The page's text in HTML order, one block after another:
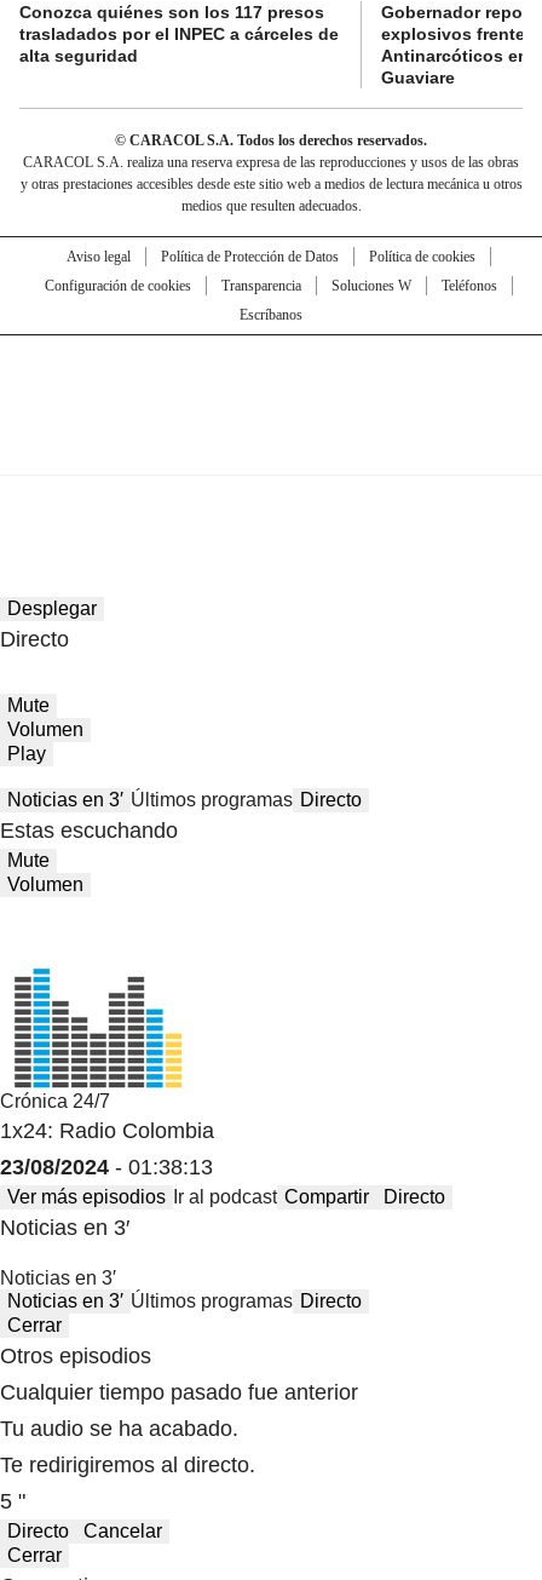
Conozca quiénes son los 117 presos
trasladados por el INPEC a cárceles de
alta seguridad
Gobernador
explosivos frente a
Antinarcóticos en
Guaviare
© CARACOL S.A. Todos los derechos reservados.
CARACOL S.A. realiza una reserva expresa de las reproducciones y usos de las obras
y otras prestaciones accesibles desde este sitio web a medios de lectura mecánica u otros
medios que resulten adecuados.
Aviso legal Política de Protección de Datos
Política de cookies
Configuración de cookies
Transparencia Soluciones W
Teléfonos
Escríbanos
Desplegar
Directo
Mute
Volumen
Play
Noticias en 3′ Últimos programas Directo
Estas escuchando
Mute
Volumen
Crónica 24/7
1x24: Radio Colombia
23/08/2024 - 01:38:13
Ver más episodios Ir al podcast Compartir Directo
Noticias en 3′
Noticias en 3′
Noticias en 3′ Últimos programas Directo
Cerrar
Otros episodios
Cualquier tiempo pasado fue anterior
Tu audio se ha acabado.
Te redirigiremos al directo.
5 "
Directo
Cancelar
Cerrar